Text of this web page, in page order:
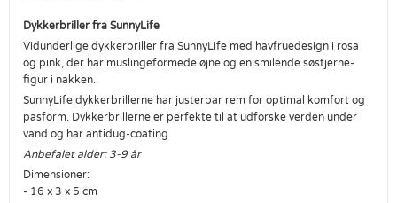
Dykkerbriller fra SunnyLife
Vidunderlige dykkerbriller fra SunnyLife med havfruedesign i rosa
og pink, der har muslingeformede øjne og en smilende søstjerne-
figur i nakken.
SunnyLife dykkerbrillerne har justerbar rem for optimal komfort og
pasform. Dykkerbrillerne er perfekte til at udforske verden under
vand og har antidug-coating.
Anbefalet alder: 3-9 år
Dimensioner:
- 16 x 3 x 5 cm